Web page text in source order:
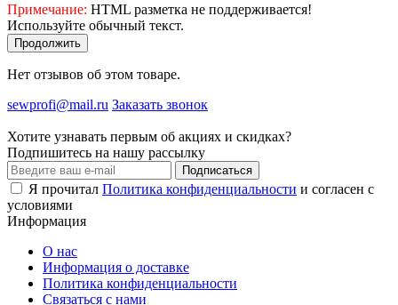
Примечание: HTML разметка не поддерживается!
Используйте обычный текст.
Продолжить
Нет отзывов об этом товаре.
sewprofi@mail.ru Заказать звонок
Хотите узнавать первым об акциях и скидках?
Подпишитесь на нашу рассылку
Подписаться
Я прочитал Политика конфиденциальности и согласен с
условиями
Информация
О нас
Информация о доставке
Политика конфиденциальности
Связаться с нами